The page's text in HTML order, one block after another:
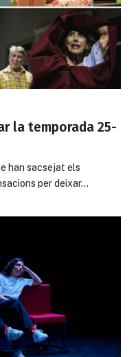
la temporada 25-
han sacsejat els
per deixar…